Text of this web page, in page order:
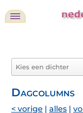
Dagcolumns
< vorige | alles |